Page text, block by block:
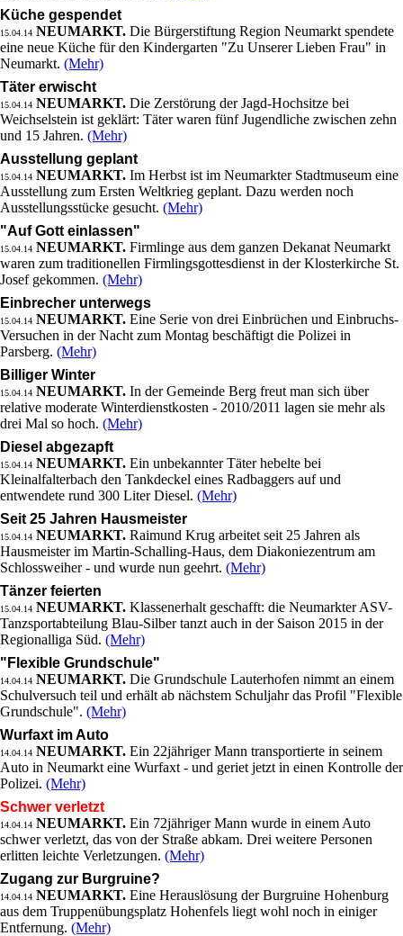
Küche gespendet
15.04.14 NEUMARKT. Die Bürgerstiftung Region Neumarkt spendete
eine neue Küche für den Kindergarten "Zu Unserer Lieben Frau" in
Neumarkt. (Mehr)
Täter erwischt
15.04.14 NEUMARKT. Die Zerstörung der Jagd-Hochsitze bei
Weichselstein ist geklärt: Täter waren fünf Jugendliche zwischen zehn
und 15 Jahren. (Mehr)
Ausstellung geplant
15.04.14 NEUMARKT. Im Herbst ist im Neumarkter Stadtmuseum eine
Ausstellung zum Ersten Weltkrieg geplant. Dazu werden noch
Ausstellungsstücke gesucht. (Mehr)
"Auf Gott einlassen"
15.04.14 NEUMARKT. Firmlinge aus dem ganzen Dekanat Neumarkt
waren zum traditionellen Firmlingsgottesdienst in der Klosterkirche St.
Josef gekommen. (Mehr)
Einbrecher unterwegs
15.04.14 NEUMARKT. Eine Serie von drei Einbrüchen und Einbruchs-
Versuchen in der Nacht zum Montag beschäftigt die Polizei in
Parsberg. (Mehr)
Billiger Winter
15.04.14 NEUMARKT. In der Gemeinde Berg freut man sich über
relative moderate Winterdienstkosten - 2010/2011 lagen sie mehr als
drei Mal so hoch. (Mehr)
Diesel abgezapft
15.04.14 NEUMARKT. Ein unbekannter Täter hebelte bei
Kleinalfalterbach den Tankdeckel eines Radbaggers auf und
entwendete rund 300 Liter Diesel. (Mehr)
Seit 25 Jahren Hausmeister
15.04.14 NEUMARKT. Raimund Krug arbeitet seit 25 Jahren als
Hausmeister im Martin-Schalling-Haus, dem Diakoniezentrum am
Schlossweiher - und wurde nun geehrt. (Mehr)
Tänzer feierten
15.04.14 NEUMARKT. Klassenerhalt geschafft: die Neumarkter ASV-
Tanzsportabteilung Blau-Silber tanzt auch in der Saison 2015 in der
Regionalliga Süd. (Mehr)
"Flexible Grundschule"
14.04.14 NEUMARKT. Die Grundschule Lauterhofen nimmt an einem
Schulversuch teil und erhält ab nächstem Schuljahr das Profil "Flexible
Grundschule". (Mehr)
Wurfaxt im Auto
14.04.14 NEUMARKT. Ein 22jähriger Mann transportierte in seinem
Auto in Neumarkt eine Wurfaxt - und geriet jetzt in einen Kontrolle der
Polizei. (Mehr)
Schwer verletzt
14.04.14 NEUMARKT. Ein 72jähriger Mann wurde in einem Auto
schwer verletzt, das von der Straße abkam. Drei weitere Personen
erlitten leichte Verletzungen. (Mehr)
Zugang zur Burgruine?
14.04.14 NEUMARKT. Eine Herauslösung der Burgruine Hohenburg
aus dem Truppenübungsplatz Hohenfels liegt wohl noch in einiger
Entfernung. (Mehr)